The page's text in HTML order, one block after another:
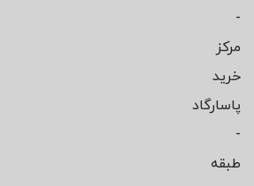
-
مرکز
خرید
پاسارگاد
-
طبقه